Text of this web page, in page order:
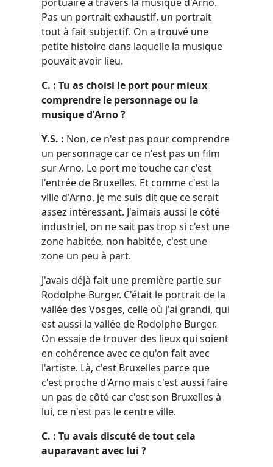
Pas un portrait exhaustif, un portrait
tout à fait subjectif. On a trouvé une
petite histoire dans laquelle la musique
pouvait avoir lieu.
C. : Tu as choisi le port pour mieux
comprendre le personnage ou la
musique d'Arno ?
Y.S. : Non, ce n'est pas pour comprendre
un personnage car ce n'est pas un film
sur Arno. Le port me touche car c'est
l'entrée de Bruxelles. Et comme c'est la
ville d'Arno, je me suis dit que ce serait
assez intéressant. J'aimais aussi le côté
industriel, on ne sait pas trop si c'est une
zone habitée, non habitée, c'est une
zone un peu à part.
J'avais déjà fait une première partie sur
Rodolphe Burger. C'était le portrait de la
vallée des Vosges, celle où j'ai grandi, qui
est aussi la vallée de Rodolphe Burger.
On essaie de trouver des lieux qui soient
en cohérence avec ce qu'on fait avec
l'artiste. Là, c'est Bruxelles parce que
c'est proche d'Arno mais c'est aussi faire
un pas de côté car c'est son Bruxelles à
lui, ce n'est pas le centre ville.
C. : Tu avais discuté de tout cela
auparavant avec lui ?